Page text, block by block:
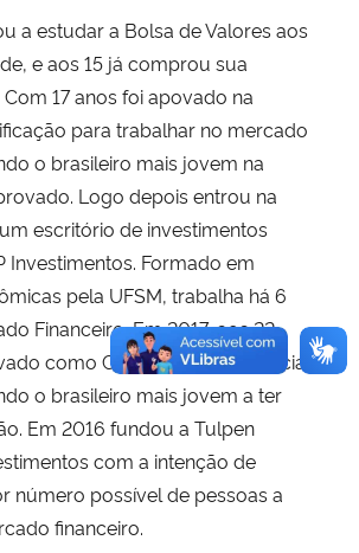
a estudar a Bolsa de Valores aos
e aos 15 já comprou sua
17 anos foi apovado na
para trabalhar no mercado
o brasileiro mais jovem na
Logo depois entrou na
escritório de investimentos
Investimentos. Formado em
pela UFSM, trabalha há 6
Financeiro.Em 2017, aos 22
como CFP – Certified Financial
o brasileiro mais jovem a ter
Em 2016 fundou a Tulpen
com a intenção de
número possível de pessoas a
financeiro.